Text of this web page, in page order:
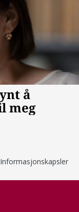
Informasjonskapsler